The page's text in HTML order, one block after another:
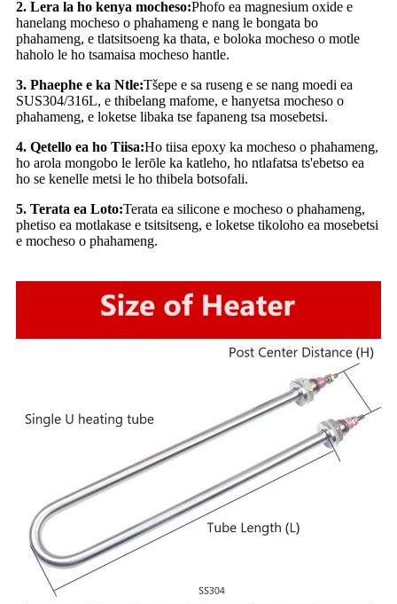
2. Lera la ho kenya mocheso:Phofo ea magnesium oxide e
hanelang mocheso o phahameng e nang le bongata bo
phahameng, e tlatsitsoeng ka thata, e boloka mocheso o motle
haholo le ho tsamaisa mocheso hantle.
3. Phaephe e ka Ntle:Tšepe e sa ruseng e se nang moedi ea
SUS304/316L, e thibelang mafome, e hanyetsa mocheso o
phahameng, e loketse libaka tse fapaneng tsa mosebetsi.
4. Qetello ea ho Tiisa:Ho tiisa epoxy ka mocheso o phahameng,
ho arola mongobo le lerōle ka katleho, ho ntlafatsa ts'ebetso ea
ho se kenelle metsi le ho thibela botsofali.
5. Terata ea Loto:Terata ea silicone e mocheso o phahameng,
phetiso ea motlakase e tsitsitseng, e loketse tikoloho ea mosebetsi
e mocheso o phahameng.